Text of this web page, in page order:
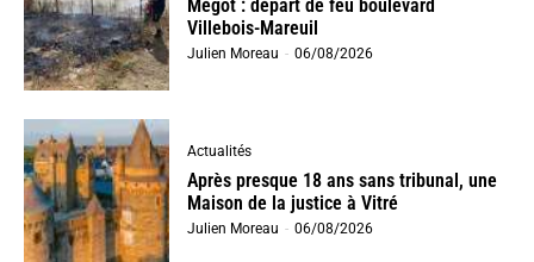
Mégot : départ de feu boulevard
Villebois-Mareuil
Julien Moreau - 06/08/2026
Actualités
Après presque 18 ans sans tribunal, une
Maison de la justice à Vitré
Julien Moreau - 06/08/2026